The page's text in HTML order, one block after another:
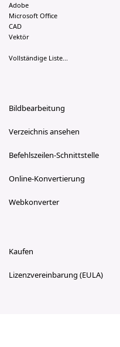
Adobe
Microsoft Office
CAD
Vektör
Vollständige Liste...
Bildbearbeitung
Verzeichnis ansehen
Befehlszeilen-Schnittstelle
Online-Konvertierung
Webkonverter
Kaufen
Lizenzvereinbarung (EULA)